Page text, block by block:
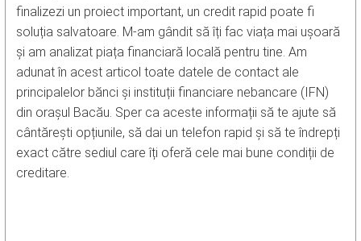
finalizezi un proiect important, un credit rapid poate fi
soluția salvatoare. M-am gândit să îți fac viața mai ușoară
și am analizat piața financiară locală pentru tine. Am
adunat în acest articol toate datele de contact ale
principalelor bănci și instituții financiare nebancare (IFN)
din orașul Bacău. Sper ca aceste informații să te ajute să
cântărești opțiunile, să dai un telefon rapid și să te îndrepți
exact către sediul care îți oferă cele mai bune condiții de
creditare.